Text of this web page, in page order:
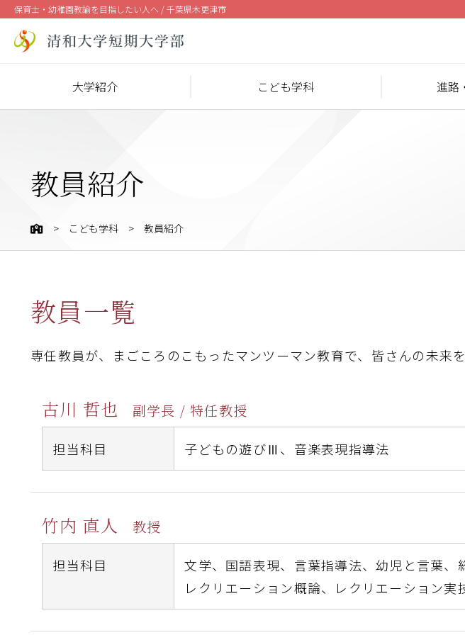
保育士・幼稚園教諭を目指したい人へ / 千葉県木更津市
大学紹介 こども学科 進路
教員紹介
こども学科 教員紹介
教員一覧
専任教員が、まごころのこもったマンツーマン教育で、皆さんの未来を
古川 哲也 副学長 / 特任教授
担当科目 子どもの遊びⅢ、 音楽表現指導法
竹内 直人 教授
担当科目 文学、 国語表現、 言葉指導法、幼児と言葉、
レクリエーション概論、
レクリエーション実